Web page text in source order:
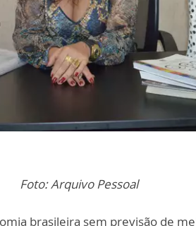
Foto: Arquivo Pessoal
brasileira sem previsão de